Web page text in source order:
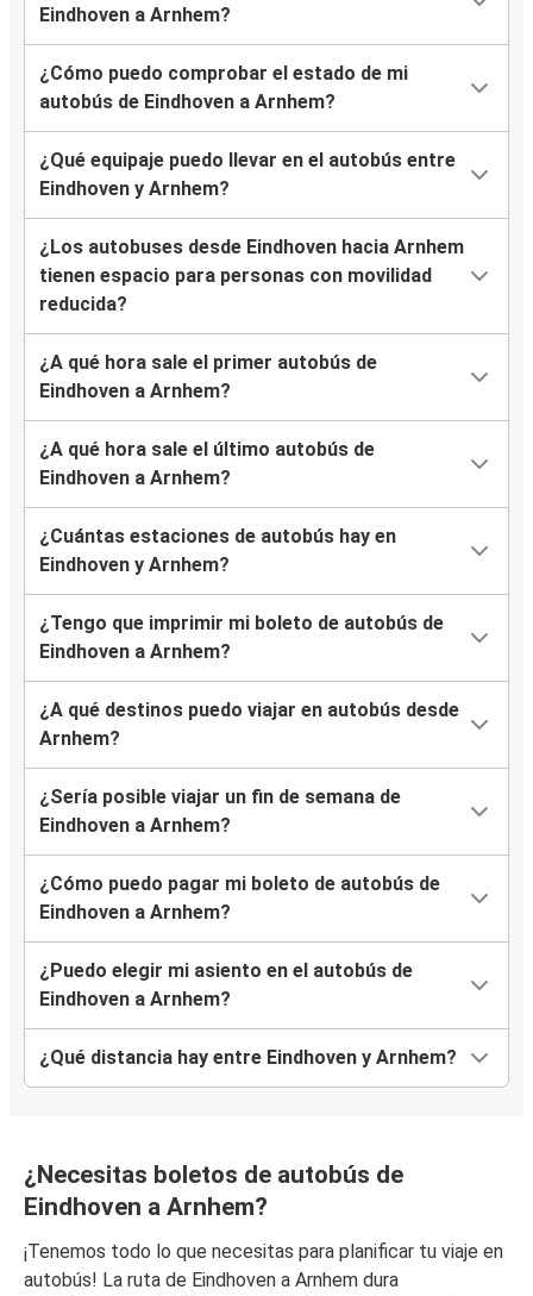
Eindhoven a Arnhem?
¿Cómo puedo comprobar el estado de mi
autobús de Eindhoven a Arnhem?
¿Qué equipaje puedo llevar en el autobús entre
Eindhoven y Arnhem?
¿Los autobuses desde Eindhoven hacia Arnhem
tienen espacio para personas con movilidad
reducida?
¿A qué hora sale el primer autobús de
Eindhoven a Arnhem?
¿A qué hora sale el último autobús de
Eindhoven a Arnhem?
¿Cuántas estaciones de autobús hay en
Eindhoven y Arnhem?
¿Tengo que imprimir mi boleto de autobús de
Eindhoven a Arnhem?
¿A qué destinos puedo viajar en autobús desde
Arnhem?
¿Sería posible viajar un fin de semana de
Eindhoven a Arnhem?
¿Cómo puedo pagar mi boleto de autobús de
Eindhoven a Arnhem?
¿Puedo elegir mi asiento en el autobús de
Eindhoven a Arnhem?
¿Qué distancia hay entre Eindhoven y Arnhem?
¿Necesitas boletos de autobús de
Eindhoven a Arnhem?
¡Tenemos todo lo que necesitas para planificar tu viaje en
autobús! La ruta de Eindhoven a Arnhem dura